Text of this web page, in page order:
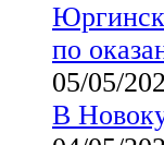
по
05/05/
В